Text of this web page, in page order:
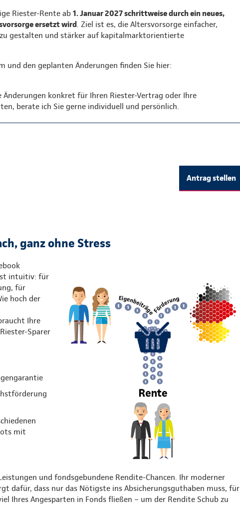
Riester-Rente ab 1. Januar 2027 schrittweise durch ein neues,
ersetzt wird. Ziel ist es, die Altersvorsorge einfacher,
gestalten und stärker auf kapitalmarktorientierte
den geplanten Änderungen finden Sie hier:
Änderungen konkret für Ihren Riester-Vertrag oder Ihre
berate ich Sie gerne individuell und persönlich.
Antrag stellen
ganz ohne Stress
intuitiv: für
für
hoch der
Ihre
Sparer
mit
und fondsgebundene Rendite-Chancen. Ihr moderner
dafür, dass nur das Nötigste ins Absicherungsguthaben muss, für
Ihres Angesparten in Fonds fließen – um der Rendite Schub zu